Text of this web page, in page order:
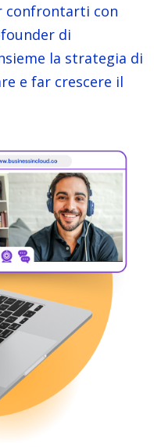
confrontarti con
founder di
la strategia di
e far crescere il